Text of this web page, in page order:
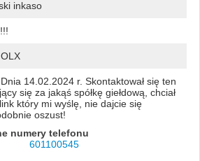
inkaso
14.02.2024 r. Skontaktował się ten
się za jakąś spółkę giełdową, chciał
który mi wyślę, nie dajcie się
oszust!
numery telefonu
601100545